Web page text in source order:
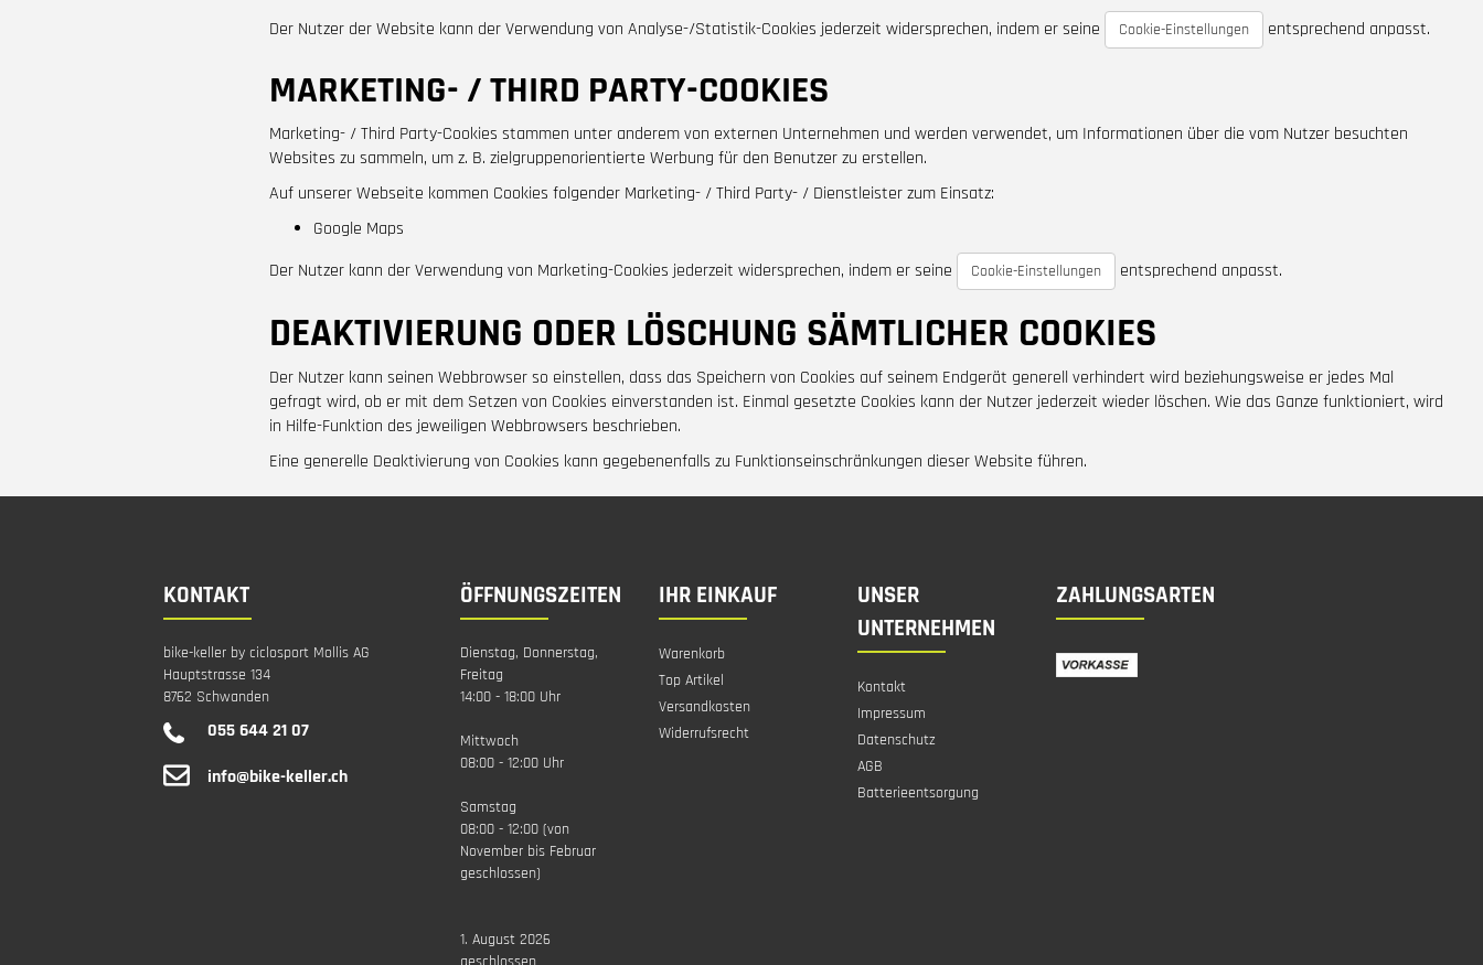
Der Nutzer der Website kann der Verwendung von Analyse-/Statistik-Cookies jederzeit widersprechen, indem er seine
Cookie-Einstellungen entsprechend anpasst.
MARKETING- / THIRD PARTY-COOKIES
Marketing- / Third Party-Cookies stammen unter anderem von externen Unternehmen und werden verwendet, um Informationen über die vom Nutzer besuchten
Websites zu sammeln, um z. B. zielgruppenorientierte Werbung für den Benutzer zu erstellen.
Auf unserer Webseite kommen Cookies folgender Marketing- / Third Party- / Dienstleister zum Einsatz:
Google Maps
Der Nutzer kann der Verwendung von Marketing-Cookies jederzeit widersprechen, indem er seine
Cookie-Einstellungen entsprechend anpasst.
DEAKTIVIERUNG ODER LÖSCHUNG SÄMTLICHER COOKIES
Der Nutzer kann seinen Webbrowser so einstellen, dass das Speichern von Cookies auf seinem Endgerät generell verhindert wird beziehungsweise er jedes Mal
gefragt wird, ob er mit dem Setzen von Cookies einverstanden ist. Einmal gesetzte Cookies kann der Nutzer jederzeit wieder löschen. Wie das Ganze funktioniert, wird
in Hilfe-Funktion des jeweiligen Webbrowsers beschrieben.
Eine generelle Deaktivierung von Cookies kann gegebenenfalls zu Funktionseinschränkungen dieser Website führen.
KONTAKT
bike-keller by ciclosport Mollis AG
Hauptstrasse 134
8762 Schwanden
055 644 21 07
info@bike-keller.ch
ÖFFNUNGSZEITEN
Dienstag, Donnerstag,
Freitag
14:00 - 18:00 Uhr
Mittwoch
08:00 - 12:00 Uhr
Samstag
08:00 - 12:00 (von
November bis Februar
geschlossen)
1. August 2026
IHR EINKAUF
Warenkorb
Top Artikel
Versandkosten
Widerrufsrecht
UNSER
UNTERNEHMEN
Kontakt
Impressum
Datenschutz
AGB
Batterieentsorgung
ZAHLUNGSARTEN